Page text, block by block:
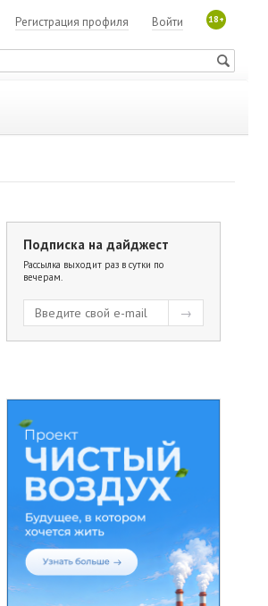
18+
Войти
Регистрация профиля
Подписка на дайджест
Рассылка выходит раз в сутки по
вечерам.